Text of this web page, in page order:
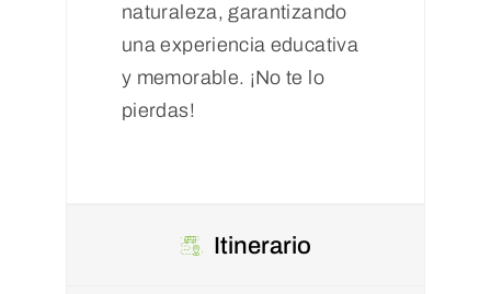
naturaleza, garantizando
una experiencia educativa
y memorable. ¡No te lo
pierdas!
Itinerario